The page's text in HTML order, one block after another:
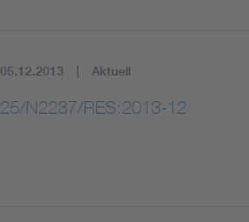
05.12.2013 Aktuell
25/N2237/RES:2013-12